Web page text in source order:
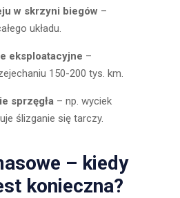
w skrzyni biegów –
układu.
eksploatacyjne –
150-200 tys. km.
sprzęgła – np. wyciek
ślizganie się tarczy.
– kiedy
konieczna?